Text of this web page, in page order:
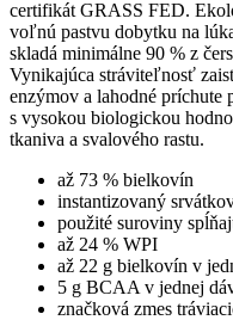
certifikát GRASS FED.
voľnú pastvu dobytku na
skladá minimálne 90 % z
Vynikajúca stráviteľnosť
enzýmov a lahodné príchute
s vysokou biologickou
tkaniva a svalového rastu.
až 73 % bielkovín
instantizovaný
použité suroviny
až 24 % WPI
až 22 g bielkovín v
5 g BCAA v jednej
značková zmes